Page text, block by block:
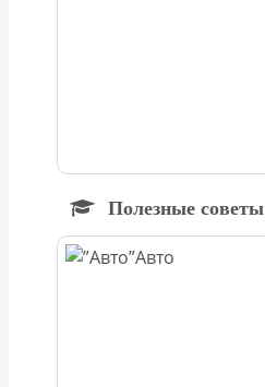
Полезные советы
Авто